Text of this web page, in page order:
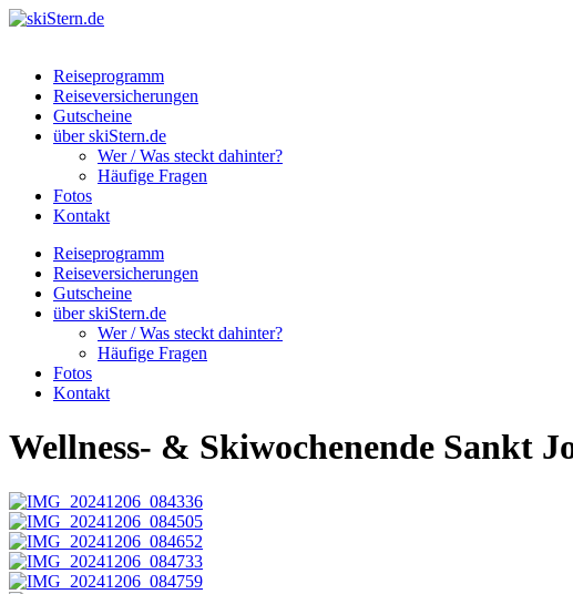
Reiseprogramm
Reiseversicherungen
Gutscheine
über skiStern.de
Wer / Was steckt dahinter?
Häufige Fragen
Fotos
Kontakt
Reiseprogramm
Reiseversicherungen
Gutscheine
über skiStern.de
Wer / Was steckt dahinter?
Häufige Fragen
Fotos
Kontakt
Wellness- & Skiwochenende Sankt